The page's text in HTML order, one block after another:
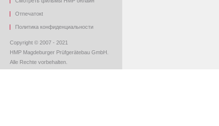
Oтпечатокt
Политика конфиденциальности
Copyright © 2007 - 2021
HMP Magdeburger Prüfgerätebau GmbH.
Alle Rechte vorbehalten.